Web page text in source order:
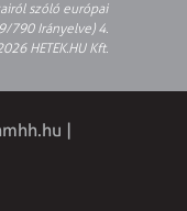
szóló európai
790 Irányelve) 4.
HETEK.HU Kft.